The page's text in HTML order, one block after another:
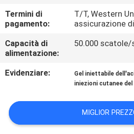
CONTATTACI
NOTIZIE
CASI
CHIEDI
UN
Termini di
pagamento:
T/T, Western
assicurazione di
Capacità di
alimentazione:
50.000
Evidenziare: Gel iniettabile
iniezioni cutanee
MIGLIOR